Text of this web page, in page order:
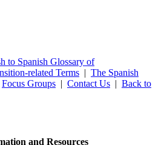
to Spanish Glossary of
related Terms | The Spanish
Focus Groups | Contact Us | Back to
and Resources